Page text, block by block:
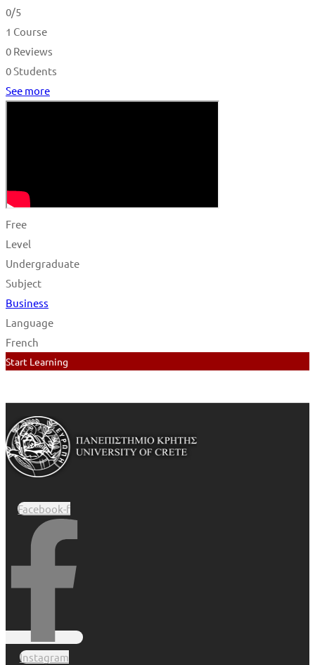
0/5
1 Course
0 Reviews
0 Students
See more
Free
Level
Undergraduate
Subject
Business
Language
French
Start Learning
Facebook-f
Instagram